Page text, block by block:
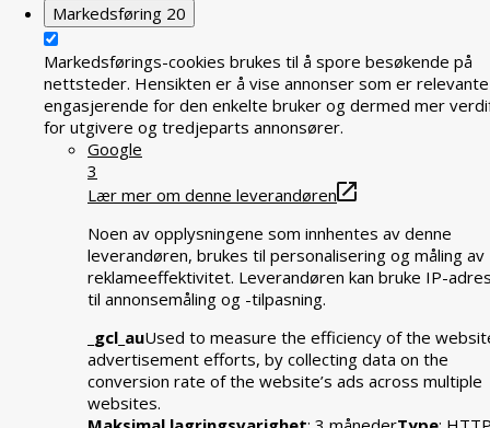
Markedsføring 20
Markedsførings-cookies brukes til å spore besøkende på
nettsteder. Hensikten er å vise annonser som er
engasjerende for den enkelte bruker og dermed mer
for utgivere og tredjeparts annonsører.
Google
3
Lær mer om denne leverandøren
Noen av opplysningene som innhentes av denne
leverandøren, brukes til personalisering og måling av
reklameeffektivitet. Leverandøren kan bruke IP-
til annonsemåling og -tilpasning.
_gcl_auUsed to measure the efficiency of the
advertisement efforts, by collecting data on the
conversion rate of the website’s ads across multiple
websites.